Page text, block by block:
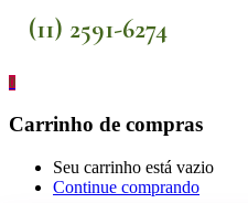
(11) 2591-6274
0
Carrinho de compras
Seu carrinho está vazio
Continue comprando